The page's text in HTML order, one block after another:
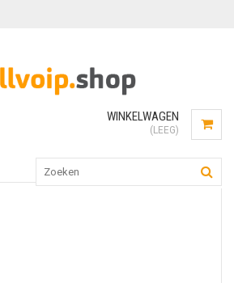
WINKELWAGEN
(LEEG)